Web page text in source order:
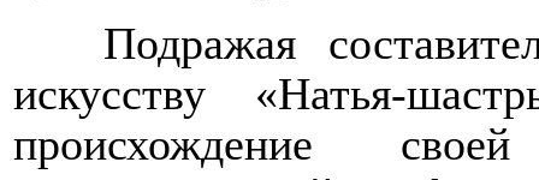
Подражая
искусству «Натья-
происхождение